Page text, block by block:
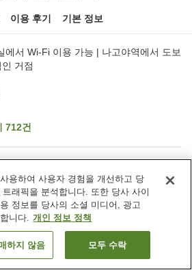
이용 후기 기본 정보
에서 Wi-Fi 이용 가능 | 나고야역에서 도보
거점
712건
레스토랑
자동판매기
객실 보기
용하여 사용자 경험을 개선하고 당
래픽을 분석합니다. 또한 당사 사이
정보를 당사의 소셜 미디어, 광고
니다. 개인 정보 정책
하지 않음 모두 수락